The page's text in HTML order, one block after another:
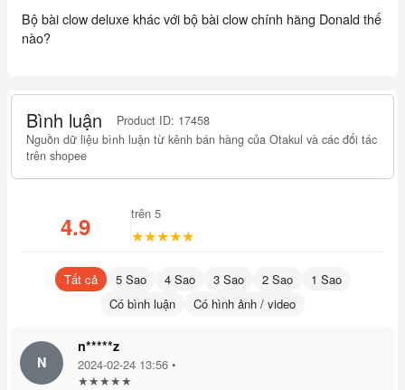
Bộ bài clow deluxe khác với bộ bài clow chính hãng Donald thế
nào?
Bình luận
Product ID: 17458
Nguồn dữ liệu bình luận từ kênh bán hàng của Otakul và các đối tác
trên shopee
4.9 trên 5
★★★★★
Tất cả 5 Sao 4 Sao 3 Sao 2 Sao
1 Sao
Có bình luận
Có hình ảnh / video
N
n*****z
2024-02-24 13:56 •
★★★★★